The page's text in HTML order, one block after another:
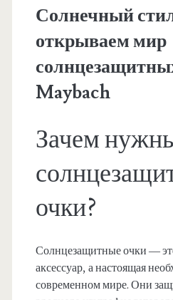
Солнечный
открываем мир
Maybach
Зачем
очки?
Солнцезащитные очки —
аксессуар, а настоящая
современном мире. Они